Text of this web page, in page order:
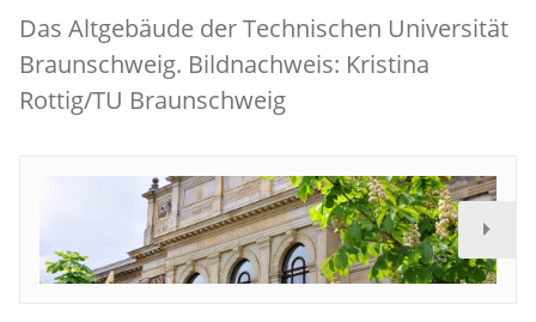
Das Altgebäude der Technischen Universität
Braunschweig. Bildnachweis: Kristina
Rottig/TU Braunschweig